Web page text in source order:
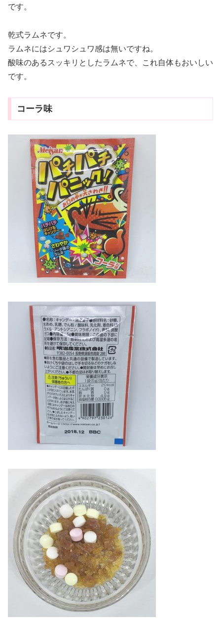
です。
乾式ラムネです。
ラムネにはシュワシュワ感は無いですね。
酸味のあるスッキリとしたラムネで、これ自体もおいしい
です。
コーラ味